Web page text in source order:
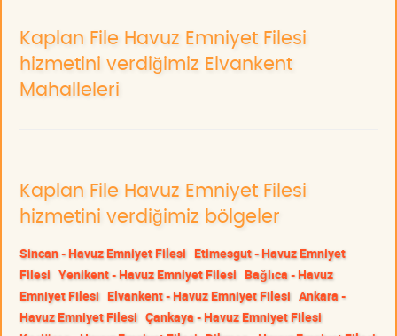
Kaplan File Havuz Emniyet Filesi
hizmetini verdiğimiz Elvankent
Mahalleleri
Kaplan File Havuz Emniyet Filesi
hizmetini verdiğimiz bölgeler
Sincan - Havuz Emniyet Filesi Etimesgut - Havuz Emniyet
Filesi Yenikent - Havuz Emniyet Filesi Bağlıca - Havuz
Emniyet Filesi Elvankent - Havuz Emniyet Filesi Ankara -
Havuz Emniyet Filesi Çankaya - Havuz Emniyet Filesi